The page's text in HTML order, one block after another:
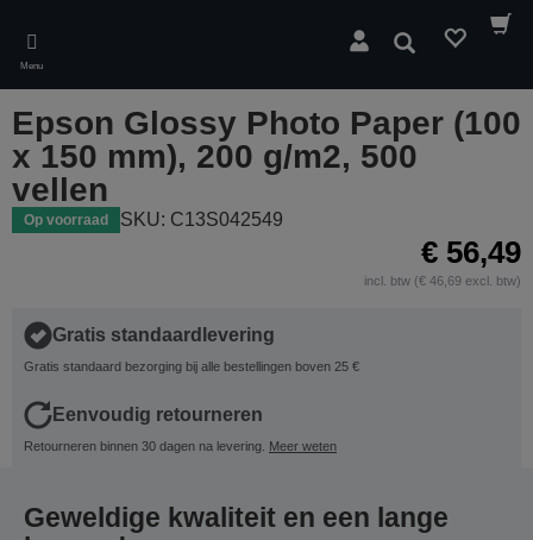
main
content
Menu
Zoeken
Epson Glossy Photo Paper (100
x 150 mm), 200 g/m2, 500
vellen
Op voorraad SKU: C13S042549
€ 56,49
incl. btw (€ 46,69 excl. btw)
Gratis standaardlevering
Gratis standaard bezorging bij alle bestellingen boven 25 €
Eenvoudig retourneren
Retourneren binnen 30 dagen na levering. Meer weten
Geweldige kwaliteit en een lange